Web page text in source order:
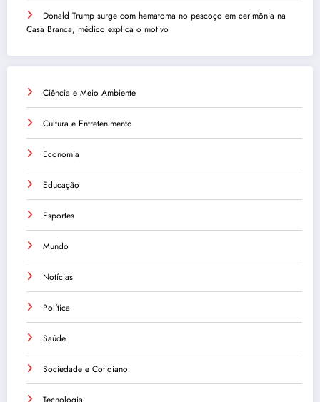
Donald Trump surge com hematoma no pescoço em cerimônia na
Casa Branca, médico explica o motivo
Ciência e Meio Ambiente
Cultura e Entretenimento
Economia
Educação
Esportes
Mundo
Notícias
Política
Saúde
Sociedade e Cotidiano